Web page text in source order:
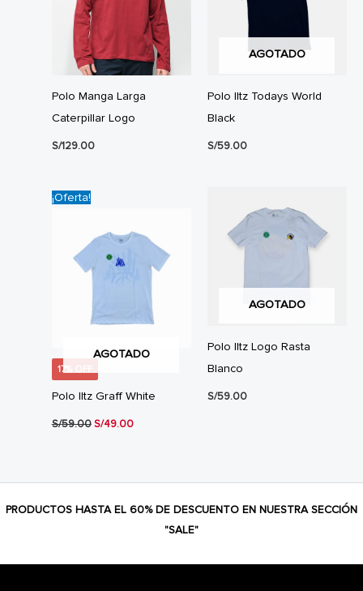
Polo Manga Larga
Caterpillar Logo
S/129.00
AGOTADO
Polo Iltz Todays World
Black
S/59.00
¡Oferta!
17% OFF
AGOTADO
Polo Iltz Graff White
S/59.00 El
S/49.00El
AGOTADO
Polo Iltz Logo Rasta
Blanco
S/59.00
PRODUCTOS HASTA EL 60% DE DESCUENTO EN NUESTRA SECCIÓN
"SALE"